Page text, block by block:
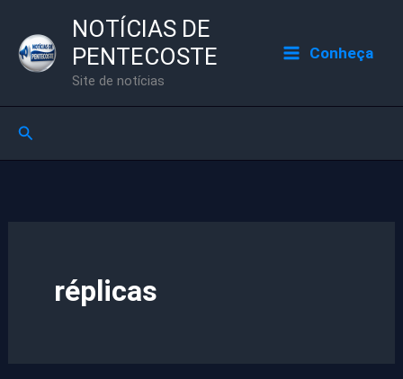
para
NOTÍCIAS DE
PENTECOSTE
Site de notícias
Conheça
Pesquisar
réplicas